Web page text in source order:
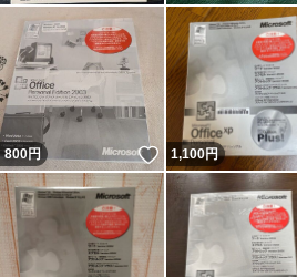
800円 いいね！
1,100円